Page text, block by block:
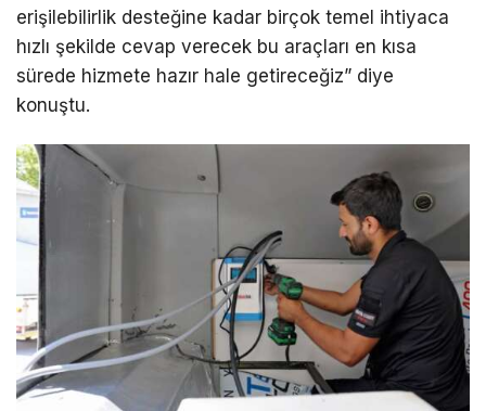
erişilebilirlik desteğine kadar birçok temel ihtiyaca
hızlı şekilde cevap verecek bu araçları en kısa
sürede hizmete hazır hale getireceğiz” diye
konuştu.